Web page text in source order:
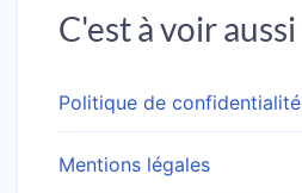
C'est à voir aussi
Politique de confidentialité
Mentions légales